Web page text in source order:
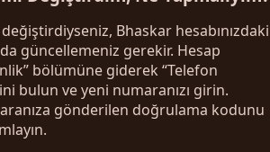
Bhaskar hesabınızdaki
güncellemeniz gerekir. Hesap
bölümüne giderek “Telefon
bulun ve yeni numaranızı girin.
gönderilen doğrulama kodunu